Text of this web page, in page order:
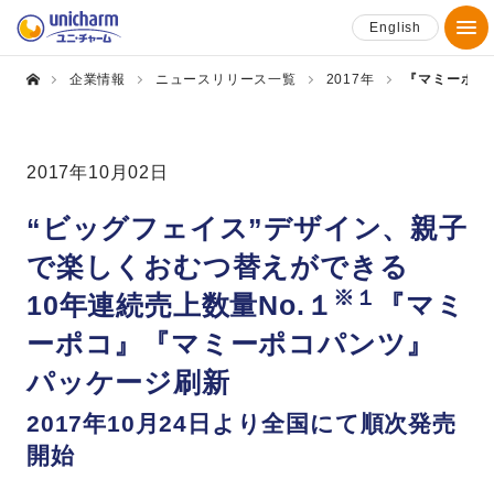
English
企業情報 ニュースリリース一覧 2017年 『マミーポ
2017年10月02日
“ビッグフェイス”デザイン、親子
で楽しくおむつ替えができる
10年連続売上数量No.１ ※１
『マミ
ーポコ』『マミーポコパンツ』
パッケージ刷新
2017年10月24日より全国にて順次発売
開始